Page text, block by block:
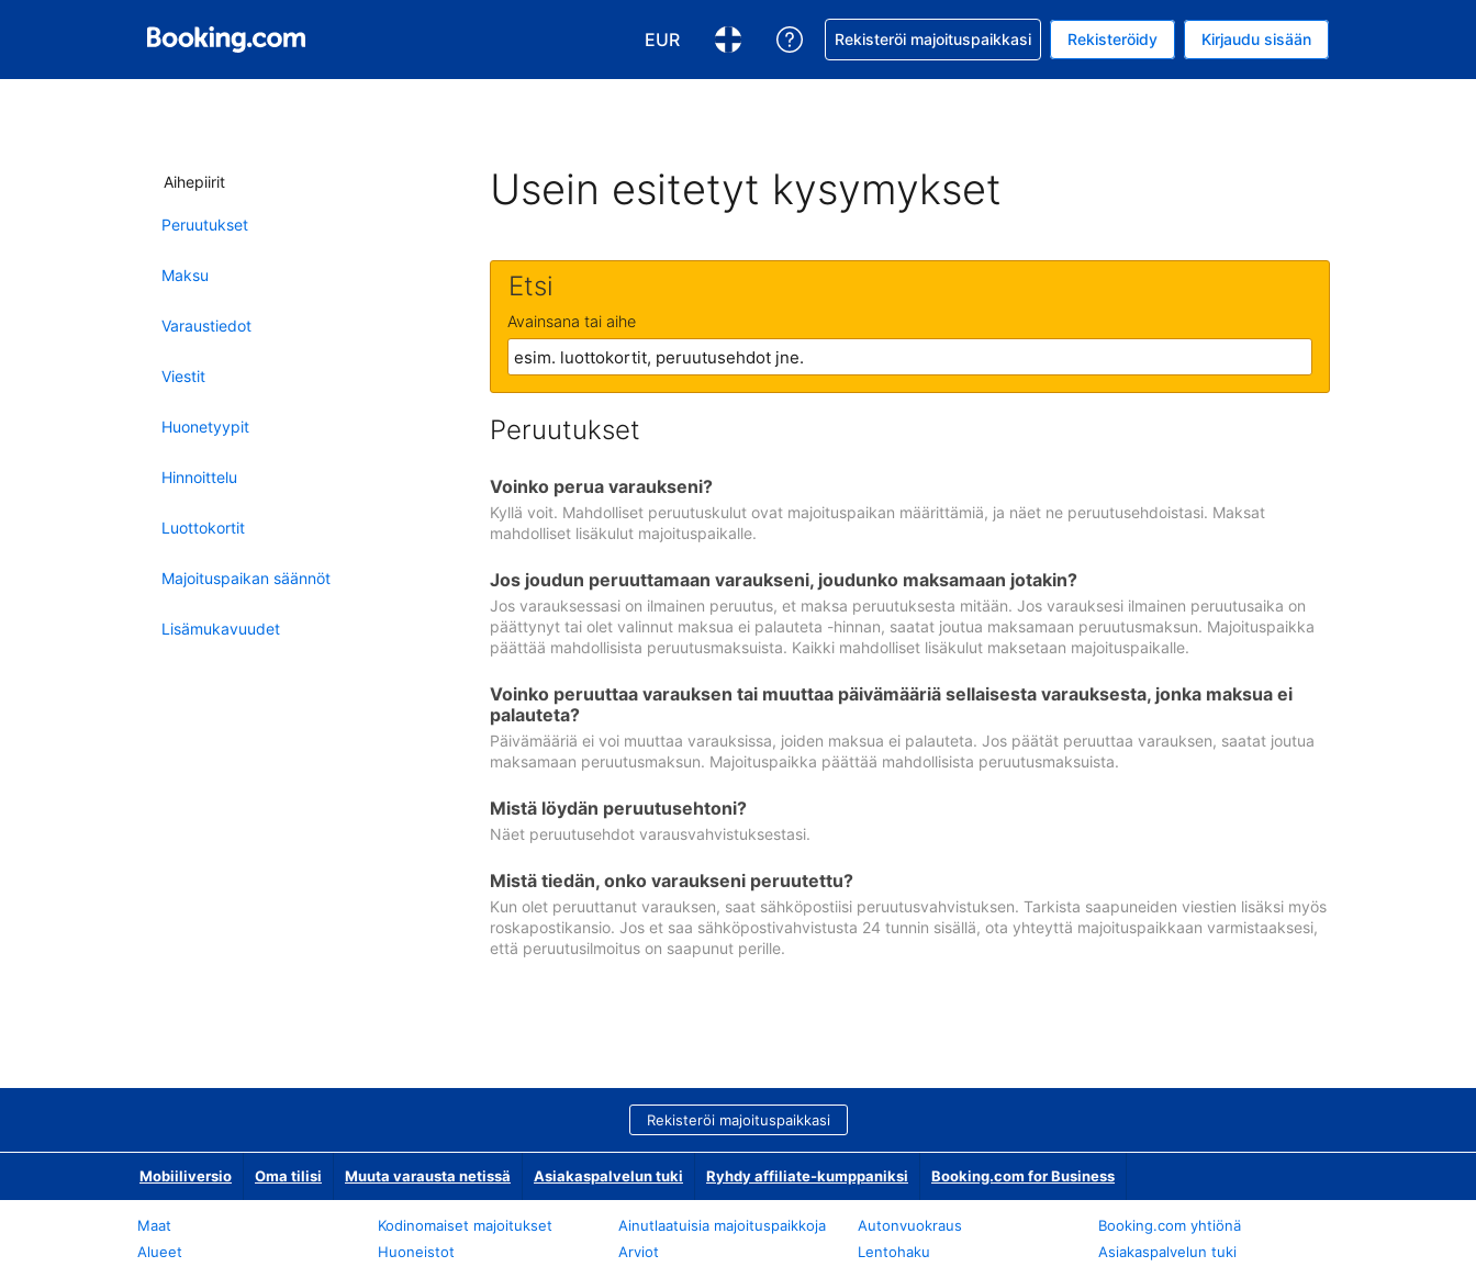
EUR
Valitse valuutta. Tämänhetkinen valuutta on EUR
Valitse kieli. Tämänhetkinen kieli on Suomi
Pyydä apua varauksesi kanssa
Rekisteröi majoituspaikkasi Rekisteröidy Kirjaudu sisään
Aihepiirit
Peruutukset
Maksu
Varaustiedot
Viestit
Huonetyypit
Hinnoittelu
Luottokortit
Majoituspaikan säännöt
Lisämukavuudet
Usein esitetyt kysymykset
Etsi
Avainsana tai aihe
Peruutukset
Voinko perua varaukseni?
Kyllä voit. Mahdolliset peruutuskulut ovat majoituspaikan määrittämiä, ja näet ne peruutusehdoistasi. Maksat
mahdolliset lisäkulut majoituspaikalle.
Jos joudun peruuttamaan varaukseni, joudunko maksamaan jotakin?
Jos varauksessasi on ilmainen peruutus, et maksa peruutuksesta mitään. Jos varauksesi ilmainen peruutusaika on
päättynyt tai olet valinnut maksua ei palauteta -hinnan, saatat joutua maksamaan peruutusmaksun. Majoituspaikka
päättää mahdollisista peruutusmaksuista. Kaikki mahdolliset lisäkulut maksetaan majoituspaikalle.
Voinko peruuttaa varauksen tai muuttaa päivämääriä sellaisesta varauksesta, jonka maksua ei
palauteta?
Päivämääriä ei voi muuttaa varauksissa, joiden maksua ei palauteta. Jos päätät peruuttaa varauksen, saatat joutua
maksamaan peruutusmaksun. Majoituspaikka päättää mahdollisista peruutusmaksuista.
Mistä löydän peruutusehtoni?
Näet peruutusehdot varausvahvistuksestasi.
Mistä tiedän, onko varaukseni peruutettu?
Kun olet peruuttanut varauksen, saat sähköpostiisi peruutusvahvistuksen. Tarkista saapuneiden viestien lisäksi myös
roskapostikansio. Jos et saa sähköpostivahvistusta 24 tunnin sisällä, ota yhteyttä majoituspaikkaan varmistaaksesi,
että peruutusilmoitus on saapunut perille.
Rekisteröi majoituspaikkasi
Mobiiliversio Oma tilisi Muuta varausta netissä Asiakaspalvelun tuki Ryhdy affiliate-kumppaniksi Booking.com for Business
Maat
Alueet
Kodinomaiset majoitukset
Huoneistot
Ainutlaatuisia majoituspaikkoja
Arviot
Autonvuokraus
Lentohaku
Booking.com yhtiönä
Asiakaspalvelun tuki